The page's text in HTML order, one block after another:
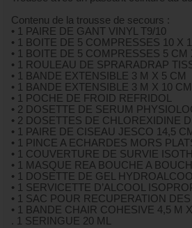
Contenu de la trousse de secours :
• 1 PAIRE DE GANT VINYL T9/10
• 1 BOITE DE 5 COMPRESSES 10 X
• 1 BOITE DE 5 COMPRESSES 5 CM
• 1 ROULEAU DE SPRARADRAP
• 1 BANDE EXTENSIBLE 3 M X 5 CM
• 1 BANDE EXTENSIBLE 3 M X 10 CM
• 1 POCHE DE FROID REFRIDOL
• 2 DOSETTE DE SERUM
• 2 DOSETTES DE CHLOREXIDINE
• 1 PAIRE DE CISEAU JESCO 14,5
• 1 PINCE A ECHARDES MORS
• 1 COUVERTURE DE SURVIE
• 1 MASQUE REA BOUCHE A
• 1 DOSETTE DE GEL
• 1 SERVICETTE D’ALCOOL
• 1 SAC POUR RECUPERATION
• 1 BANDE CHAIR COHESIVE 4,5 M
. 1 SERINGUE 20 ML